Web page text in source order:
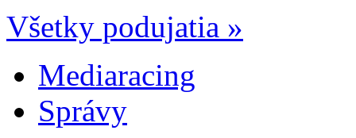
Všetky podujatia »
Mediaracing
Správy